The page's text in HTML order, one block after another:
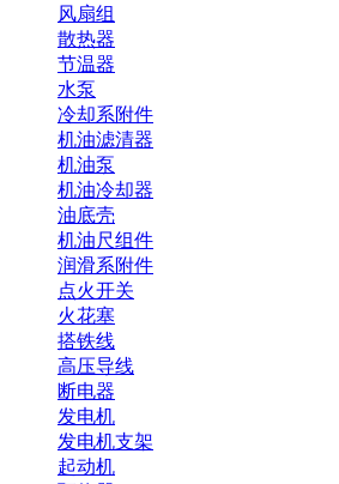
风扇组
散热器
节温器
水泵
冷却系附件
机油滤清器
机油泵
机油冷却器
油底壳
机油尺组件
润滑系附件
点火开关
火花塞
搭铁线
高压导线
断电器
发电机
发电机支架
起动机